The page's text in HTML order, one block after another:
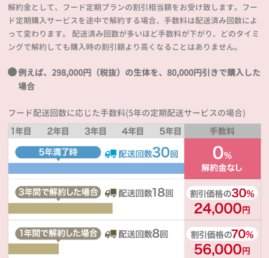
解約金として、フード定期プランの割引相当額をお受け致します。フー
ド定期購入サービスを途中で解約する場合、手数料は配送済み回数によ
って変わります。 配送済み回数が多いほど手数料が下がり、どのタイミ
ングで解約しても購入時の割引額より高くなることはありません。
例えば、298,000円（税抜）の生体を、80,000円引きで購入した
場合
フード配送回数に応じた手数料(5年の定期配送サービスの場合)